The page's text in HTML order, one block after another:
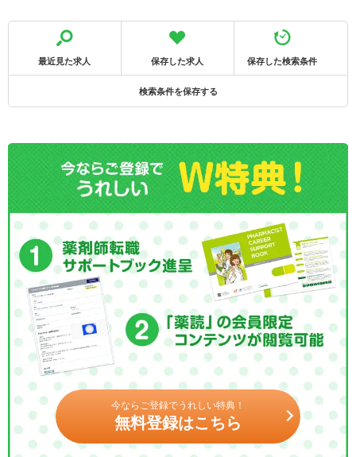
最近見た求人 保存した求人 保存した検索条件
検索条件を保存する
今ならご登録でうれしい特典！
無料登録はこちら